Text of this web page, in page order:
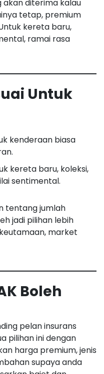
diterima kalau
tetap, premium
kereta baru,
ramai rasa
Untuk
kenderaan biasa
kereta baru, koleksi,
sentimental.
tentang jumlah
jadi pilihan lebih
market
Boleh
pelan insurans
pilihan ini dengan
harga premium, jenis
supaya anda